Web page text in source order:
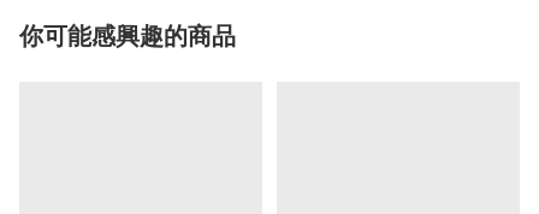
你可能感興趣的商品